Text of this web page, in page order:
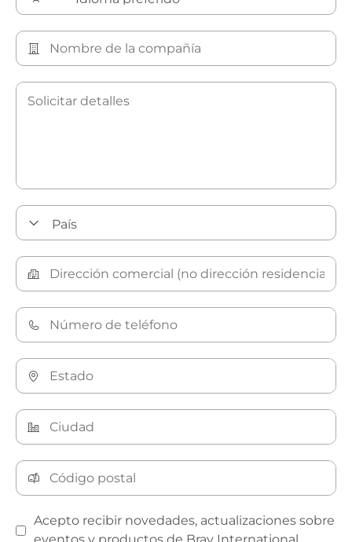
Acepto recibir novedades, actualizaciones sobre